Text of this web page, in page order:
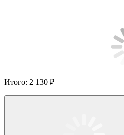
Итого: 2 130 ₽